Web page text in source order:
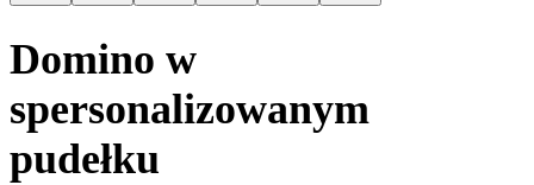
Domino w
spersonalizowanym
pudełku